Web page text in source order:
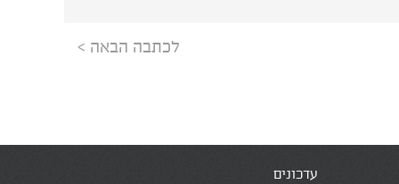
לכתבה הבאה >
עדכונים